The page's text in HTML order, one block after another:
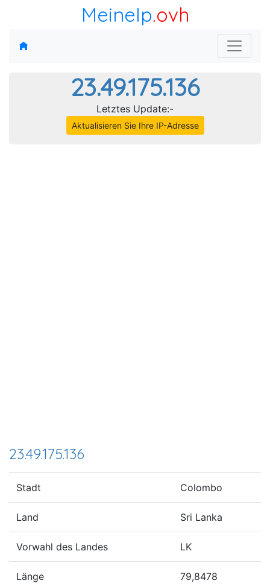
MeineIp.ovh
23.49.175.136
Letztes Update:-
Aktualisieren Sie Ihre IP-Adresse
23.49.175.136
Stadt Colombo
Land Sri Lanka
Vorwahl des Landes LK
Länge 79,8478